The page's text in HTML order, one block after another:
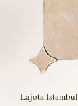
Lajota